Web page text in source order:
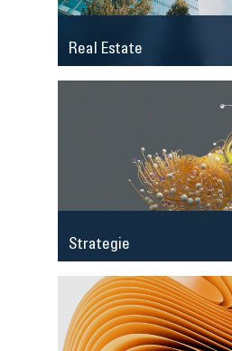
Real Estate
Strategie